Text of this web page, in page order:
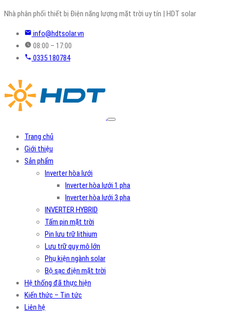
Skip
content
Nhà phân phối thiết bị Điện năng lượng mặt trời uy tín | HDT solar
info@hdtsolar.vn
08:00 – 17:00
0335 180784
Trang chủ
Giới thiệu
Sản phẩm
Inverter hòa lưới
Inverter hòa lưới 1 pha
Inverter hòa lưới 3 pha
INVERTER HYBRID
Tấm pin mặt trời
Pin lưu trữ lithium
Lưu trữ quy mô lớn
Phụ kiện ngành solar
Bộ sạc điện mặt trời
Hệ thống đã thực hiện
Kiến thức – Tin tức
Liên hệ